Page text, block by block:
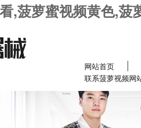
,菠萝蜜视频黄色,菠
网站首页
联系菠萝视频网